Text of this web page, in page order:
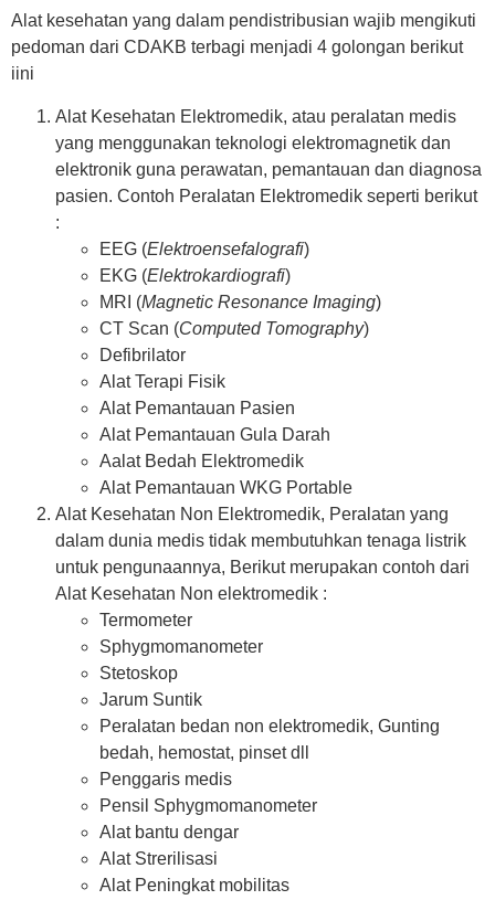
Alat kesehatan yang dalam pendistribusian wajib mengikuti
pedoman dari CDAKB terbagi menjadi 4 golongan berikut
iini
Alat Kesehatan Elektromedik, atau peralatan medis
yang menggunakan teknologi elektromagnetik dan
elektronik guna perawatan, pemantauan dan diagnosa
pasien. Contoh Peralatan Elektromedik seperti berikut
:
EEG (Elektroensefalografi)
EKG (Elektrokardiografi)
MRI (Magnetic Resonance Imaging)
CT Scan (Computed Tomography)
Defibrilator
Alat Terapi Fisik
Alat Pemantauan Pasien
Alat Pemantauan Gula Darah
Aalat Bedah Elektromedik
Alat Pemantauan WKG Portable
Alat Kesehatan Non Elektromedik, Peralatan yang
dalam dunia medis tidak membutuhkan tenaga listrik
untuk pengunaannya, Berikut merupakan contoh dari
Alat Kesehatan Non elektromedik :
Termometer
Sphygmomanometer
Stetoskop
Jarum Suntik
Peralatan bedan non elektromedik, Gunting
bedah, hemostat, pinset dll
Penggaris medis
Pensil Sphygmomanometer
Alat bantu dengar
Alat Strerilisasi
Alat Peningkat mobilitas